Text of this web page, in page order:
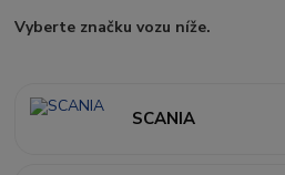
Vyberte značku vozu níže.
SCANIA